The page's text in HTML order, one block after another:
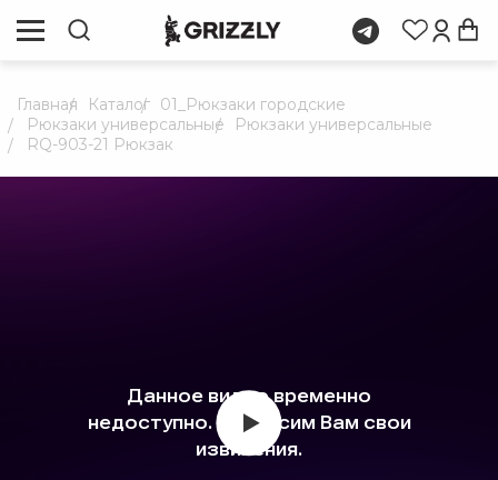
Главная Каталог 01_Рюкзаки городские
Рюкзаки универсальные
Рюкзаки универсальные
RQ-903-21 Рюкзак